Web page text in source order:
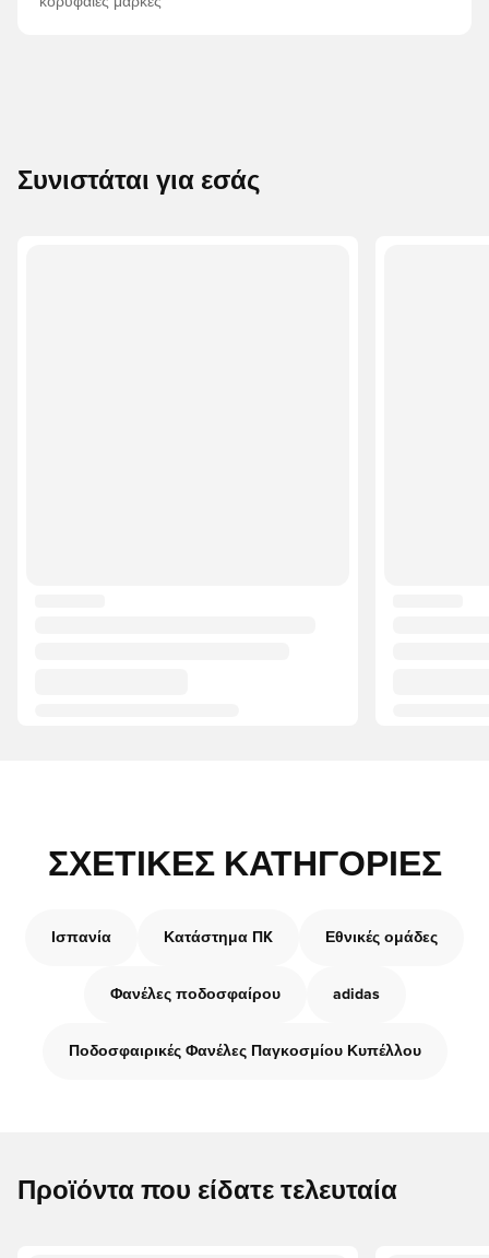
Συνιστάται για εσάς
ΣΧΕΤΙΚΈΣ ΚΑΤΗΓΟΡΊΕΣ
Ισπανία Κατάστημα ΠK Εθνικές ομάδες
Φανέλες ποδοσφαίρου adidas
Ποδοσφαιρικές Φανέλες Παγκοσμίου Κυπέλλου
Προϊόντα που είδατε τελευταία